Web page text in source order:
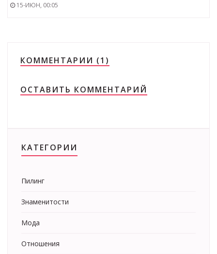
15-ИЮН, 00:05
КОММЕНТАРИИ (1)
ОСТАВИТЬ КОММЕНТАРИЙ
КАТЕГОРИИ
Пилинг
Знаменитости
Мода
Отношения